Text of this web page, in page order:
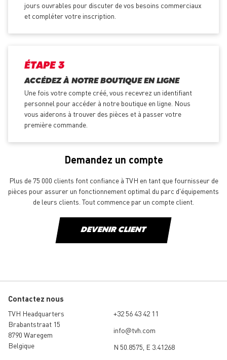
jours ouvrables pour discuter de vos besoins commerciaux
et compléter votre inscription.
ÉTAPE 3
ACCÉDEZ À NOTRE BOUTIQUE EN LIGNE
Une fois votre compte créé, vous recevrez un identifiant
personnel pour accéder à notre boutique en ligne. Nous
vous aiderons à trouver des pièces et à passer votre
première commande.
Demandez un compte
Plus de 75 000 clients font confiance à TVH en tant que fournisseur de
pièces pour assurer un fonctionnement optimal du parc d'équipements
de leurs clients. Tout commence par un compte client.
DEVENIR CLIENT
Contactez nous
TVH Headquarters
Brabantstraat 15
8790 Waregem
Belgique
+32 56 43 42 11
info@tvh.com
N 50.8575, E 3.41268